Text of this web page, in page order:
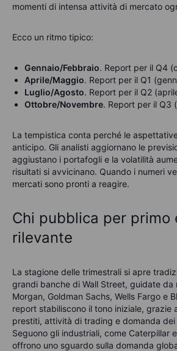
momenti di intensa attività di mercato
Ecco un ritmo tipico:
Gennaio/Febbraio. Report per il Q4
Aprile/Maggio. Report per il Q1
Luglio/Agosto. Report per il Q2
Ottobre/Novembre. Report per il Q3
La tempistica conta perché le
anticipo. Gli analisti aggiornano le
aggiustano i portafogli e la volatilità
risultati si avvicinano. Quando i numeri
mercati sono pronti a reagire.
Chi pubblica per primo
rilevante
La stagione delle trimestrali si apre
grandi banche di Wall Street, guidate da
Morgan, Goldman Sachs, Wells Fargo e
report stabiliscono il tono iniziale, grazie
prestiti, attività di trading e domanda dei
Seguono gli industriali, come Caterpillar
offrono uno sguardo sulla domanda